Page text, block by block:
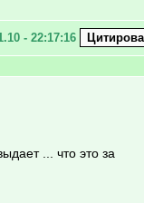
- 22:17:16
... что это за